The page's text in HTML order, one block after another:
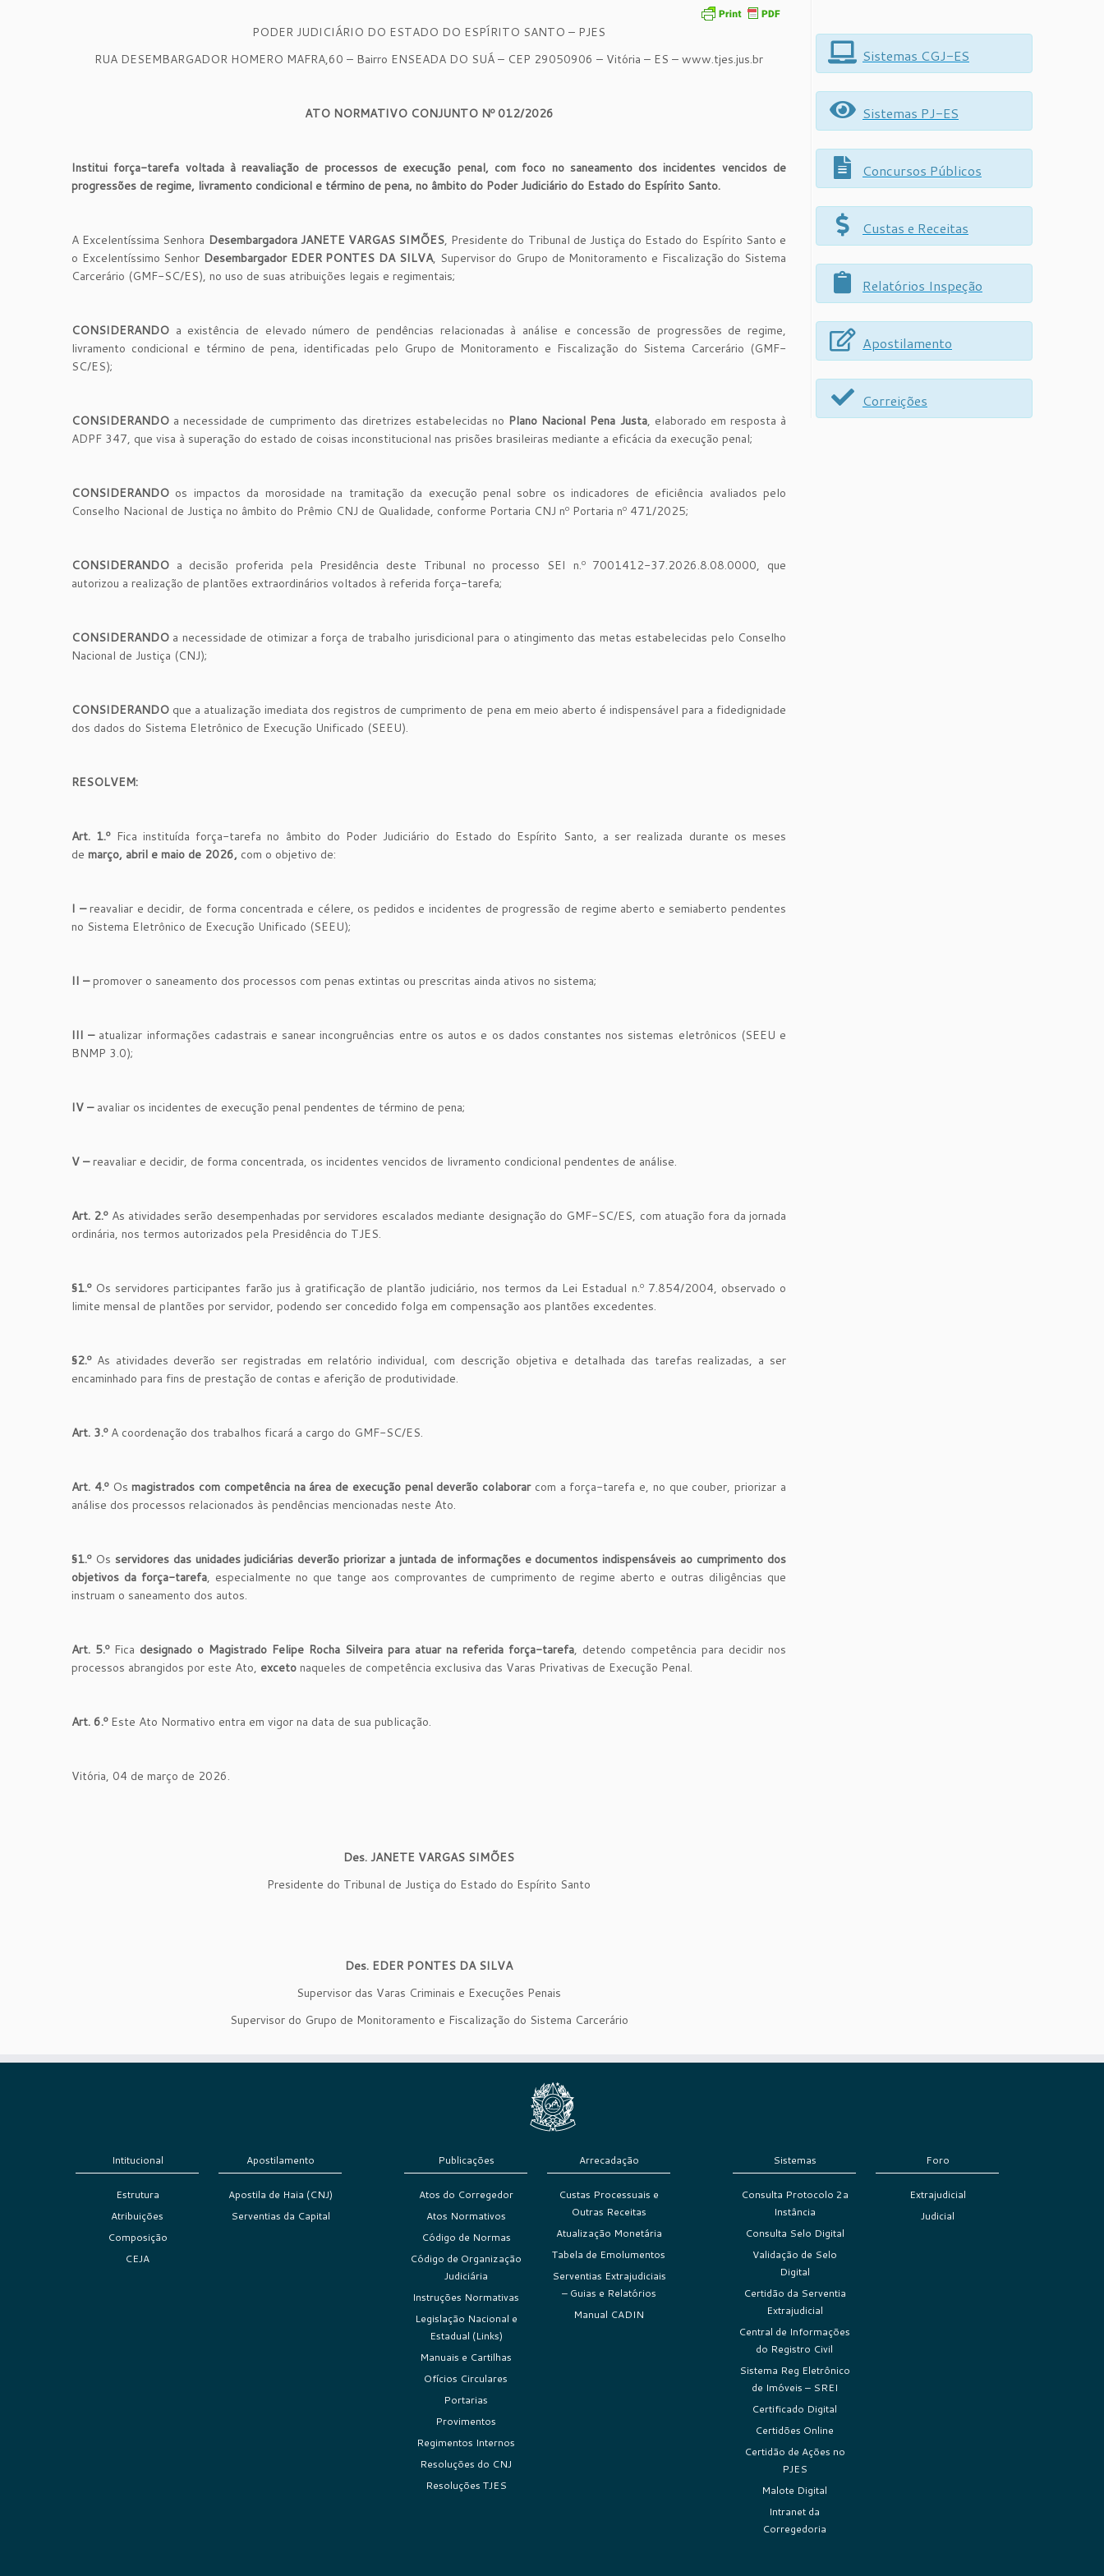
PODER JUDICIÁRIO DO ESTADO DO ESPÍRITO SANTO – PJES
RUA DESEMBARGADOR HOMERO MAFRA,60 – Bairro ENSEADA DO SUÁ – CEP 29050906 – Vitória – ES – www.tjes.jus.br
ATO NORMATIVO CONJUNTO Nº 012/2026
Institui força-tarefa voltada à reavaliação de processos de execução penal, com foco no saneamento dos incidentes vencidos de
progressões de regime, livramento condicional e término de pena, no âmbito do Poder Judiciário do Estado do Espírito Santo.
A Excelentíssima Senhora Desembargadora JANETE VARGAS SIMÕES, Presidente do Tribunal de Justiça do Estado do Espírito Santo e
o Excelentíssimo Senhor Desembargador EDER PONTES DA SILVA, Supervisor do Grupo de Monitoramento e Fiscalização do Sistema
Carcerário (GMF-SC/ES), no uso de suas atribuições legais e regimentais;
CONSIDERANDO a existência de elevado número de pendências relacionadas à análise e concessão de progressões de regime,
livramento condicional e término de pena, identificadas pelo Grupo de Monitoramento e Fiscalização do Sistema Carcerário (GMF-
SC/ES);
CONSIDERANDO a necessidade de cumprimento das diretrizes estabelecidas no Plano Nacional Pena Justa, elaborado em resposta à
ADPF 347, que visa à superação do estado de coisas inconstitucional nas prisões brasileiras mediante a eficácia da execução penal;
CONSIDERANDO os impactos da morosidade na tramitação da execução penal sobre os indicadores de eficiência avaliados pelo
Conselho Nacional de Justiça no âmbito do Prêmio CNJ de Qualidade, conforme Portaria CNJ nº Portaria nº 471/2025;
CONSIDERANDO a decisão proferida pela Presidência deste Tribunal no processo SEI n.º 7001412-37.2026.8.08.0000, que
autorizou a realização de plantões extraordinários voltados à referida força-tarefa;
CONSIDERANDO a necessidade de otimizar a força de trabalho jurisdicional para o atingimento das metas estabelecidas pelo Conselho
Nacional de Justiça (CNJ);
CONSIDERANDO que a atualização imediata dos registros de cumprimento de pena em meio aberto é indispensável para a fidedignidade
dos dados do Sistema Eletrônico de Execução Unificado (SEEU).
RESOLVEM:
Art. 1.ºFica instituída força-tarefa no âmbito do Poder Judiciário do Estado do Espírito Santo, a ser realizada durante os meses
de março, abril e maio de 2026, com o objetivo de:
I – reavaliar e decidir, de forma concentrada e célere, os pedidos e incidentes de progressão de regime aberto e semiaberto pendentes
no Sistema Eletrônico de Execução Unificado (SEEU);
II –promover o saneamento dos processos com penas extintas ou prescritas ainda ativos no sistema;
III –atualizar informações cadastrais e sanear incongruências entre os autos e os dados constantes nos sistemas eletrônicos (SEEU e
BNMP 3.0);
IV –avaliar os incidentes de execução penal pendentes de término de pena;
V –reavaliar e decidir, de forma concentrada, os incidentes vencidos de livramento condicional pendentes de análise.
Art. 2.ºAs atividades serão desempenhadas por servidores escalados mediante designação do GMF-SC/ES, com atuação fora da jornada
ordinária, nos termos autorizados pela Presidência do TJES.
§1.º Os servidores participantes farão jus à gratificação de plantão judiciário, nos termos da Lei Estadual n.º 7.854/2004, observado o
limite mensal de plantões por servidor, podendo ser concedido folga em compensação aos plantões excedentes.
§2.ºAs atividades deverão ser registradas em relatório individual, com descrição objetiva e detalhada das tarefas realizadas, a ser
encaminhado para fins de prestação de contas e aferição de produtividade.
Art. 3.ºA coordenação dos trabalhos ficará a cargo do GMF-SC/ES.
Art. 4.ºOs magistrados com competência na área de execução penal deverão colaborar com a força-tarefa e, no que couber, priorizar a
análise dos processos relacionados às pendências mencionadas neste Ato.
§1.ºOs servidores das unidades judiciárias deverão priorizar a juntada de informações e documentos indispensáveis ao cumprimento dos
objetivos da força-tarefa, especialmente no que tange aos comprovantes de cumprimento de regime aberto e outras diligências que
instruam o saneamento dos autos.
Art. 5.ºFica designado o Magistrado Felipe Rocha Silveira para atuar na referida força-tarefa, detendo competência para decidir nos
processos abrangidos por este Ato, exceto naqueles de competência exclusiva das Varas Privativas de Execução Penal.
Art. 6.ºEste Ato Normativo entra em vigor na data de sua publicação.
Vitória, 04 de março de 2026.
Des. JANETE VARGAS SIMÕES
Presidente do Tribunal de Justiça do Estado do Espírito Santo
Des. EDER PONTES DA SILVA
Supervisor das Varas Criminais e Execuções Penais
Supervisor do Grupo de Monitoramento e Fiscalização do Sistema Carcerário
Sistemas CGJ-ES
Sistemas PJ-ES
Concursos Públicos
Custas e Receitas
Relatórios Inspeção
Apostilamento
Correições
Intitucional
Estrutura
Atribuições
Composição
CEJA
Apostilamento
Apostila de Haia (CNJ)
Serventias da Capital
Publicações
Atos do Corregedor
Atos Normativos
Código de Normas
Código de Organização
Judiciária
Instruções Normativas
Legislação Nacional e
Estadual (Links)
Manuais e Cartilhas
Ofícios Circulares
Portarias
Provimentos
Regimentos Internos
Resoluções do CNJ
Resoluções TJES
Arrecadação
Custas Processuais e
Outras Receitas
Atualização Monetária
Tabela de Emolumentos
Serventias Extrajudiciais
– Guias e Relatórios
Manual CADIN
Sistemas
Consulta Protocolo 2a
Instância
Consulta Selo Digital
Validação de Selo
Digital
Certidão da Serventia
Extrajudicial
Central de Informações
do Registro Civil
Sistema Reg Eletrônico
de Imóveis – SREI
Certificado Digital
Certidões Online
Certidão de Ações no
PJES
Malote Digital
Intranet da
Corregedoria
Foro
Extrajudicial
Judicial